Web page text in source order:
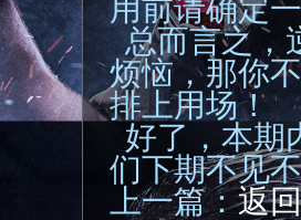
用前请确定
总而言之，
烦恼，那你
排上用场！
好了，本期
们下期不见
上一篇：返